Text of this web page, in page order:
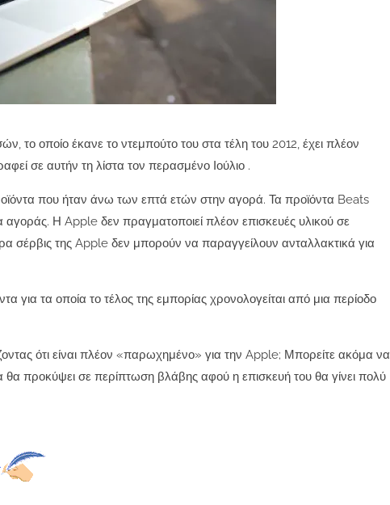
το οποίο έκανε το ντεμπούτο του στα τέλη του 2012, έχει πλέον
σε αυτήν τη λίστα τον περασμένο Ιούλιο .
που ήταν άνω των επτά ετών στην αγορά. Τα προϊόντα Beats
αγοράς. Η Apple δεν πραγματοποιεί πλέον επισκευές υλικού σε
σέρβις της Apple δεν μπορούν να παραγγείλουν ανταλλακτικά για
για τα οποία το τέλος της εμπορίας χρονολογείται από μια περίοδο
ότι είναι πλέον «παρωχημένο» για την Apple; Μπορείτε ακόμα να
θα προκύψει σε περίπτωση βλάβης αφού η επισκευή του θα γίνει πολύ